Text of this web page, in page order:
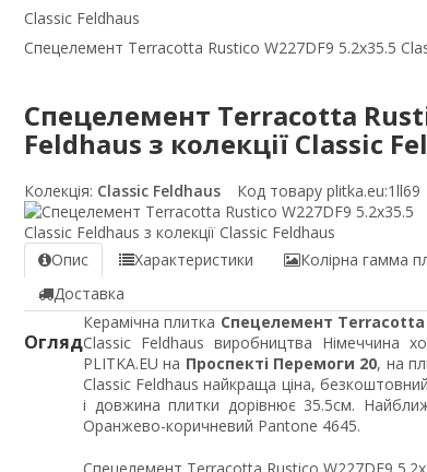
Classic Feldhaus
Спецелемент Terracotta Rustico W227DF9 5.2x35.5
Спецелемент Terracotta
Feldhaus з колекції Classic
Колекція: Classic Feldhaus Код товару plitka.eu:1ll69
Опис Характеристики Колірна гамма
Доставка
Огляд
Керамічна плитка Спецелемент Terracotta
Classic Feldhaus виробництва Німеччина
PLITKA.EU на Проспекті Перемоги 20, на
Classic Feldhaus найкраща ціна,
і довжина плитки дорівнює 35.5см.
Оранжево-коричневий Pantone 4645.